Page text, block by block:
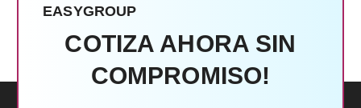
EASYGROUP
COTIZA AHORA SIN
COMPROMISO!